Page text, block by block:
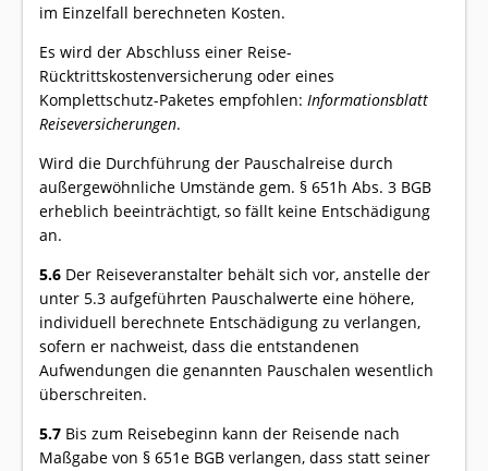
im Einzelfall berechneten Kosten.
Es wird der Abschluss einer Reise-
Rücktrittskostenversicherung oder eines
Komplettschutz-Paketes empfohlen: Informationsblatt
Reiseversicherungen.
Wird die Durchführung der Pauschalreise durch
außergewöhnliche Umstände gem. § 651h Abs. 3 BGB
erheblich beeinträchtigt, so fällt keine Entschädigung
an.
5.6 Der Reiseveranstalter behält sich vor, anstelle der
unter 5.3 aufgeführten Pauschalwerte eine höhere,
individuell berechnete Entschädigung zu verlangen,
sofern er nachweist, dass die entstandenen
Aufwendungen die genannten Pauschalen wesentlich
überschreiten.
5.7 Bis zum Reisebeginn kann der Reisende nach
Maßgabe von § 651e BGB verlangen, dass statt seiner